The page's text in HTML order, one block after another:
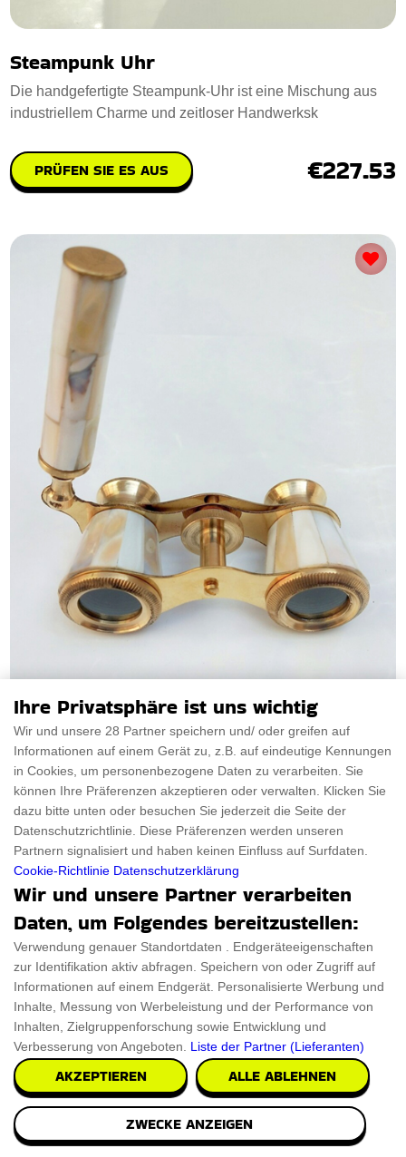
Steampunk Uhr
Die handgefertigte Steampunk-Uhr ist eine Mischung aus
industriellem Charme und zeitloser Handwerksk
PRÜFEN SIE ES AUS €227.53
Fernglas Messing Spionagebrille
Verschönern Sie Ihre Einrichtung mit einem binokularen
Fernglas aus Messing im Vintage-Look, das mi
PRÜFEN SIE ES AUS €48.43
Ihre Privatsphäre ist uns wichtig
Wir und unsere 28 Partner speichern und/ oder greifen auf
Informationen auf einem Gerät zu, z.B. auf eindeutige Kennungen
in Cookies, um personenbezogene Daten zu verarbeiten. Sie
können Ihre Präferenzen akzeptieren oder verwalten. Klicken Sie
dazu bitte unten oder besuchen Sie jederzeit die Seite der
Datenschutzrichtlinie. Diese Präferenzen werden unseren
Partnern signalisiert und haben keinen Einfluss auf Surfdaten.
Cookie-Richtlinie Datenschutzerklärung
Wir und unsere Partner verarbeiten
Daten, um Folgendes bereitzustellen:
Verwendung genauer Standortdaten . Endgeräteeigenschaften
zur Identifikation aktiv abfragen. Speichern von oder Zugriff auf
Informationen auf einem Endgerät. Personalisierte Werbung und
Inhalte, Messung von Werbeleistung und der Performance von
Inhalten, Zielgruppenforschung sowie Entwicklung und
Verbesserung von Angeboten. Liste der Partner (Lieferanten)
AKZEPTIEREN ALLE ABLEHNEN
ZWECKE ANZEIGEN